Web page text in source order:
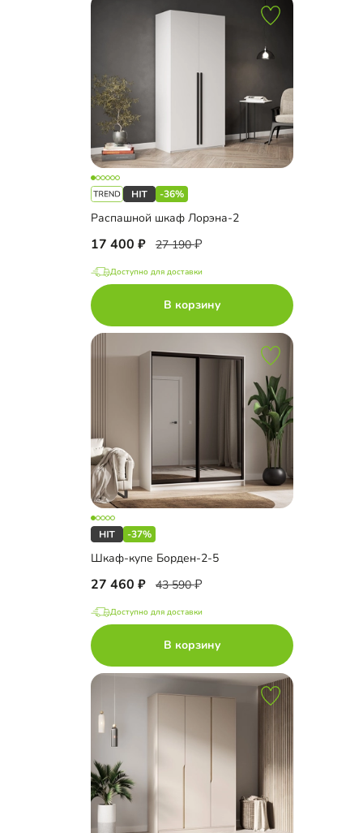
-36%
Распашной шкаф Лорэна-2
17 400 27 190
Доступно для доставки
В корзину
-37%
Шкаф-купе Борден-2-5
27 460 43 590
Доступно для доставки
В корзину